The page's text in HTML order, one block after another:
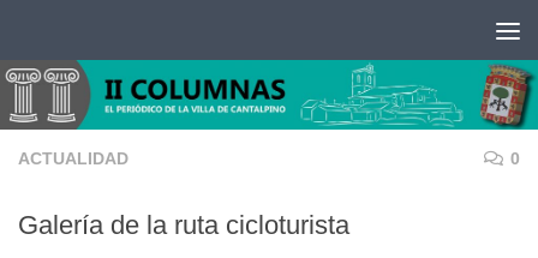
ACTUALIDAD 0
Galería de la ruta cicloturista